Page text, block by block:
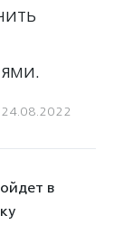
24.08.2022
в